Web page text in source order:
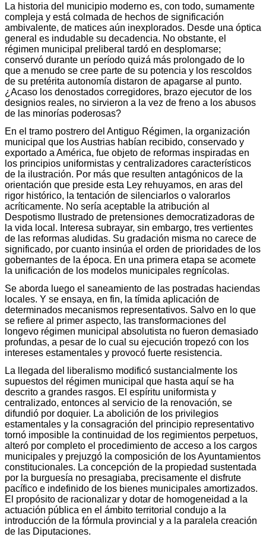
La historia del municipio moderno es, con todo, sumamente
compleja y está colmada de hechos de significación
ambivalente, de matices aún inexplorados. Desde una óptica
general es indudable su decadencia. No obstante, el
régimen municipal preliberal tardó en desplomarse;
conservó durante un período quizá más prolongado de lo
que a menudo se cree parte de su potencia y los rescoldos
de su pretérita autonomía distaron de apagarse al punto.
¿Acaso los denostados corregidores, brazo ejecutor de los
designios reales, no sirvieron a la vez de freno a los abusos
de las minorías poderosas?
En el tramo postrero del Antiguo Régimen, la organización
municipal que los Austrias habían recibido, conservado y
exportado a América, fue objeto de reformas inspiradas en
los principios uniformistas y centralizadores característicos
de la ilustración. Por más que resulten antagónicos de la
orientación que preside esta Ley rehuyamos, en aras del
rigor histórico, la tentación de silenciarlos o valorarlos
acríticamente. No sería aceptable la atribución al
Despotismo Ilustrado de pretensiones democratizadoras de
la vida local. Interesa subrayar, sin embargo, tres vertientes
de las reformas aludidas. Su gradación misma no carece de
significado, por cuanto insinúa el orden de prioridades de los
gobernantes de la época. En una primera etapa se acomete
la unificación de los modelos municipales regnícolas.
Se aborda luego el saneamiento de las postradas haciendas
locales. Y se ensaya, en fin, la tímida aplicación de
determinados mecanismos representativos. Salvo en lo que
se refiere al primer aspecto, las transformaciones del
longevo régimen municipal absolutista no fueron demasiado
profundas, a pesar de lo cual su ejecución tropezó con los
intereses estamentales y provocó fuerte resistencia.
La llegada del liberalismo modificó sustancialmente los
supuestos del régimen municipal que hasta aquí se ha
descrito a grandes rasgos. El espíritu uniformista y
centralizado, entonces al servicio de la renovación, se
difundió por doquier. La abolición de los privilegios
estamentales y la consagración del principio representativo
tornó imposible la continuidad de los regimientos perpetuos,
alteró por completo el procedimiento de acceso a los cargos
municipales y prejuzgó la composición de los Ayuntamientos
constitucionales. La concepción de la propiedad sustentada
por la burguesía no presagiaba, precisamente el disfrute
pacífico e indefinido de los bienes municipales amortizados.
El propósito de racionalizar y dotar de homogeneidad a la
actuación pública en el ámbito territorial condujo a la
introducción de la fórmula provincial y a la paralela creación
de las Diputaciones.